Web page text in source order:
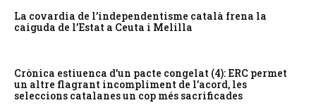
La covardia de l’independentisme català frena la
caiguda de l’Estat a Ceuta i Melilla
Crònica estiuenca d’un pacte congelat (4): ERC permet
un altre flagrant incompliment de l’acord, les
seleccions catalanes un cop més sacrificades